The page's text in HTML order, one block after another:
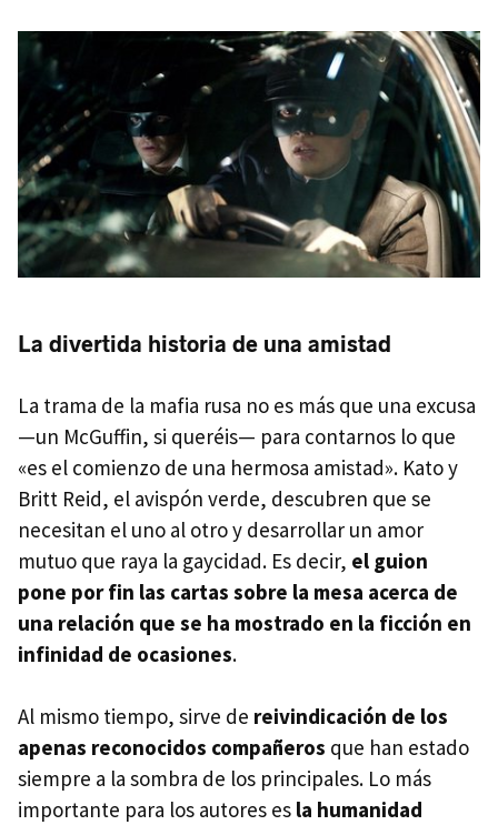
La divertida historia de una amistad
La trama de la mafia rusa no es más que una excusa
—un McGuffin, si queréis— para contarnos lo que
«es el comienzo de una hermosa amistad». Kato y
Britt Reid, el avispón verde, descubren que se
necesitan el uno al otro y desarrollar un amor
mutuo que raya la gaycidad. Es decir, el guion
pone por fin las cartas sobre la mesa acerca de
una relación que se ha mostrado en la ficción en
infinidad de ocasiones.
Al mismo tiempo, sirve de reivindicación de los
apenas reconocidos compañeros que han estado
siempre a la sombra de los principales. Lo más
importante para los autores es la humanidad